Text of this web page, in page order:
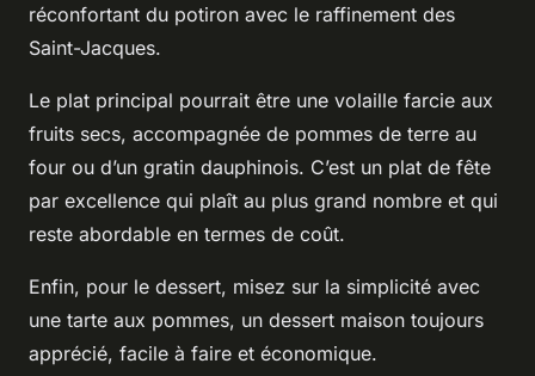
réconfortant du potiron avec le raffinement des
Saint-Jacques.
Le plat principal pourrait être une volaille farcie aux
fruits secs, accompagnée de pommes de terre au
four ou d’un gratin dauphinois. C’est un plat de fête
par excellence qui plaît au plus grand nombre et qui
reste abordable en termes de coût.
Enfin, pour le dessert, misez sur la simplicité avec
une tarte aux pommes, un dessert maison toujours
apprécié, facile à faire et économique.